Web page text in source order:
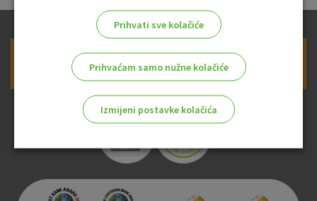
Prijava na newsletter OTP banke
Prihvati sve kolačiće
Prihvaćam samo nužne kolačiće
Izmijeni postavke kolačića